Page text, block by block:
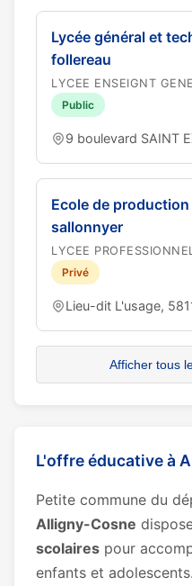
Lycée général et
follereau
LYCEE ENSEIGNT
Public
9 boulevard SAINT
Ecole de
sallonnyer
LYCEE
Privé
Lieu-dit L'usage,
Afficher tous
L'offre éducative à
Petite commune du
Alligny-Cosne
scolaires pour
enfants et adolescents.